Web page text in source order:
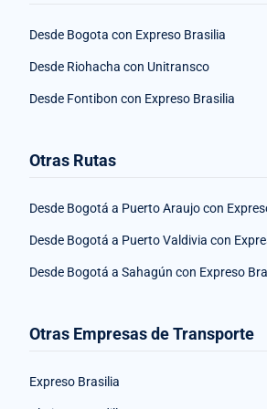
Desde Bogota con Expreso Brasilia
Desde Riohacha con Unitransco
Desde Fontibon con Expreso Brasilia
Otras Rutas
Desde Bogotá a Puerto Araujo con
Desde Bogotá a Puerto Valdivia con
Desde Bogotá a Sahagún con Expreso
Otras Empresas de Transporte
Expreso Brasilia